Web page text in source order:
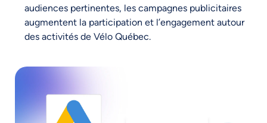
audiences pertinentes, les campagnes publicitaires
augmentent la participation et l’engagement autour
des activités de Vélo Québec.